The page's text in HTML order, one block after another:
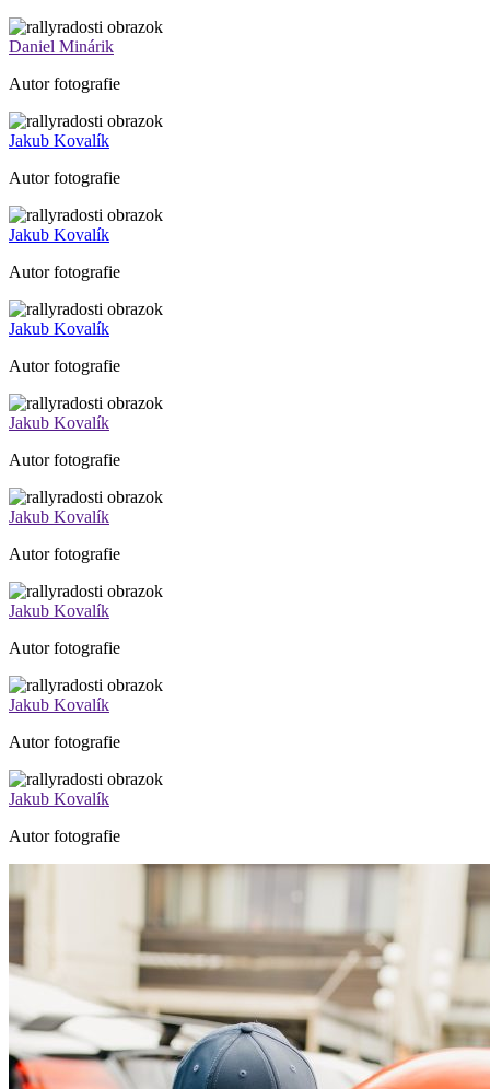
Daniel Minárik
Autor fotografie
Jakub Kovalík
Autor fotografie
Jakub Kovalík
Autor fotografie
Jakub Kovalík
Autor fotografie
Jakub Kovalík
Autor fotografie
Jakub Kovalík
Autor fotografie
Jakub Kovalík
Autor fotografie
Jakub Kovalík
Autor fotografie
Jakub Kovalík
Autor fotografie